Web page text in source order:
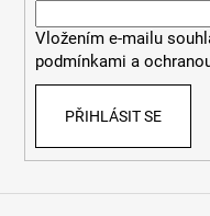
Vložením e-mailu
podmínkami a
PŘIHLÁSIT SE